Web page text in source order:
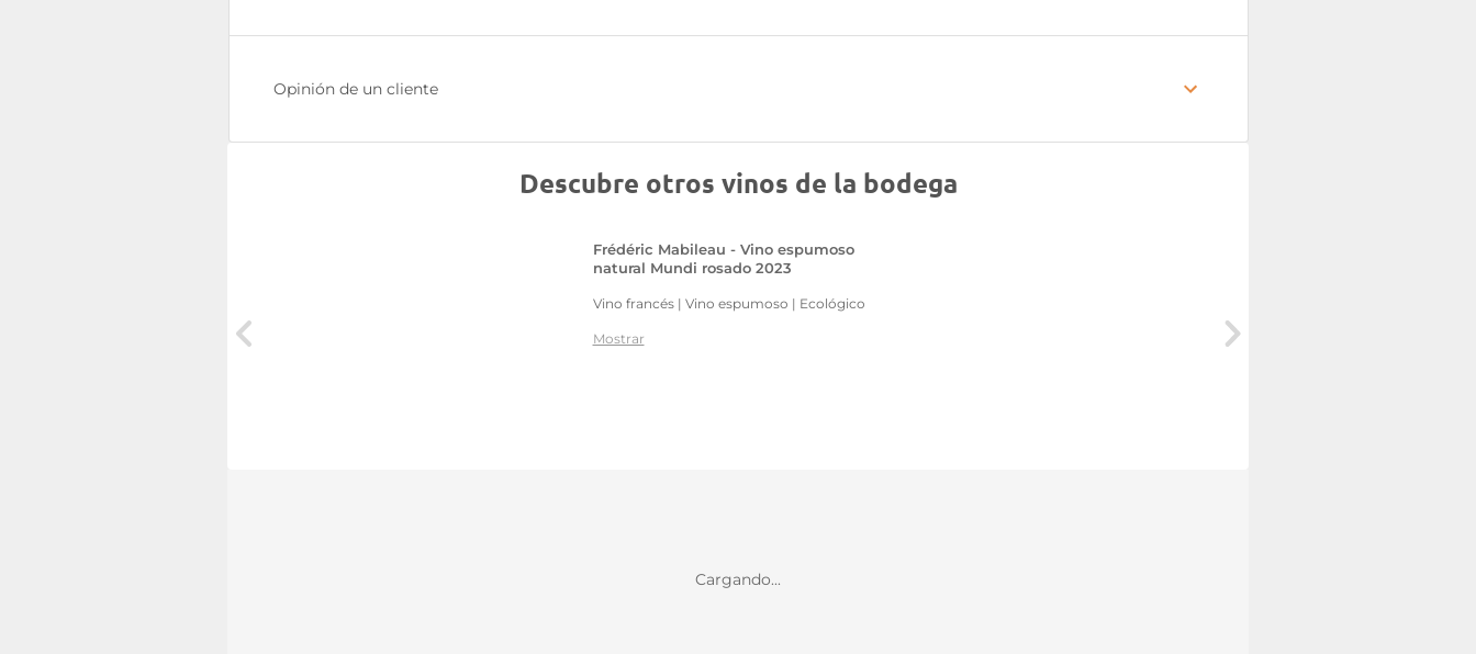
Opinión de un cliente
Descubre otros vinos de la bodega
Frédéric Mabileau - Vino espumoso
natural Mundi rosado 2023
Vino francés | Vino espumoso | Ecológico
Mostrar
Cargando...